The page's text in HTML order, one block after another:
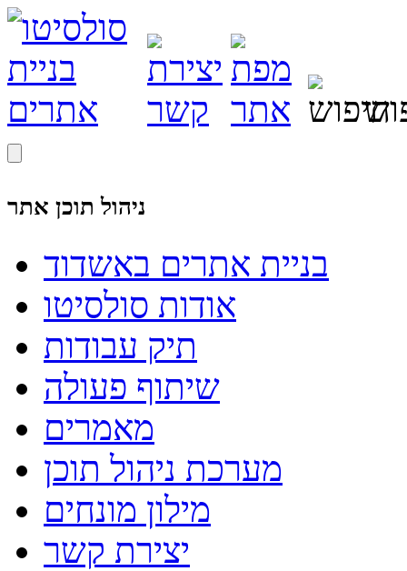
ניהול תוכן אתר
בניית אתרים באשדוד
אודות סולסיטו
תיק עבודות
שיתוף פעולה
מאמרים
מערכת ניהול תוכן
מילון מונחים
יצירת קשר